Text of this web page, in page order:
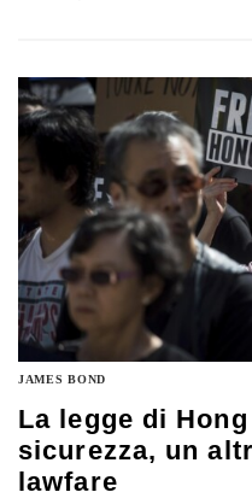
JAMES BOND
La legge di
sicurezza, un
lawfare